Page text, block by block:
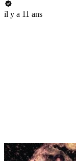
il y a 11 ans